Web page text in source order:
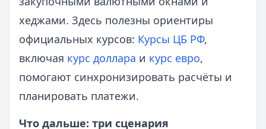
хеджами. Здесь полезны ориентиры
официальных курсов: Курсы ЦБ РФ,
включая курс доллара и курс евро,
помогают синхронизировать расчёты и
планировать платежи.
Что дальше: три сценария